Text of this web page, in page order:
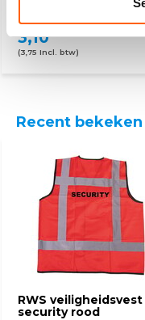
3,10
(3,75 Incl. btw)
Recent bekeken
RWS veiligheidsvest
security rood